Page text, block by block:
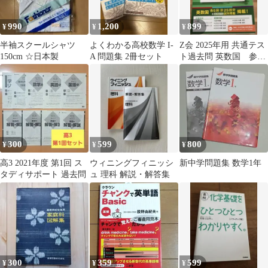
¥990
半袖スクールシャツ
150cm ☆日本製
¥ 1,200
よくわかる高校数学 I-
A 問題集 2冊セット
¥899
Z会 2025年用 共通テス
ト過去問 英数国 参考
書 大学入試
¥300
高3 2021年度 第1回 ス
タディサポート 過去問
¥599
ウィニングフィニッシ
ュ 理科 解説・解答集
¥800
新中学問題集 数学1年
¥300 ¥359 ¥599